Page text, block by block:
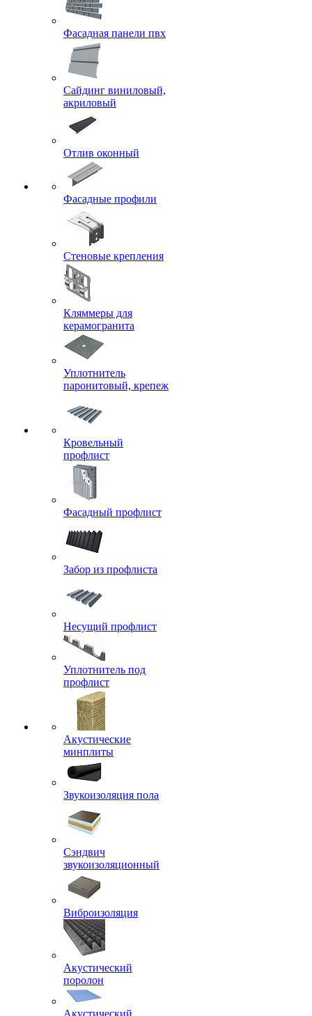
Фасадная панели пвх
Сайдинг виниловый,
акриловый
Отлив оконный
Фасадные профили
Стеновые крепления
Кляммеры для
керамогранита
Уплотнитель
паронитовый, крепеж
Кровельный
профлист
Фасадный профлист
Забор из профлиста
Несущий профлист
Уплотнитель под
профлист
Акустические
минплиты
Звукоизоляция пола
Сэндвич
звукоизоляционный
Виброизоляция
Акустический
поролон
Акустический